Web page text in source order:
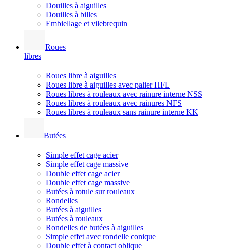
Douilles à aiguilles
Douilles à billes
Embiellage et vilebrequin
Roues
libres
Roues libre à aiguilles
Roues libre à aiguilles avec palier HFL
Roues libres à rouleaux avec rainure interne NSS
Roues libres à rouleaux avec rainures NFS
Roues libres à rouleaux sans rainure interne KK
Butées
Simple effet cage acier
Simple effet cage massive
Double effet cage acier
Double effet cage massive
Butées à rotule sur rouleaux
Rondelles
Butées à aiguilles
Butées à rouleaux
Rondelles de butées à aiguilles
Simple effet avec rondelle conique
Double effet à contact oblique